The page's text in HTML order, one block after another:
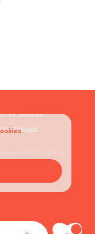
данных
данных